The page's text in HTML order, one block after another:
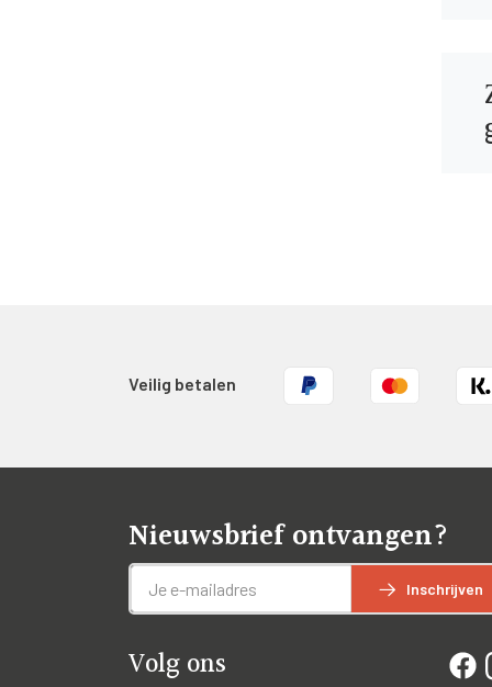
Veilig betalen
Nieuwsbrief ontvangen?
Inschrijven
Volg ons